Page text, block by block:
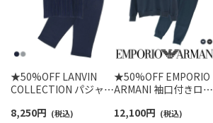
★50%OFF LANVIN
COLLECTION パジャマ
ズ】ガンビートジャガ
8,250円 (税込)
★50%OFF EMPORIO
ARMANI 袖口付きロン
LONG WITH CUFFS
12,100円 (税込)